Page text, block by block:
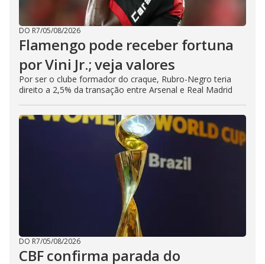
DO R7/05/08/2026
Flamengo pode receber fortuna
por Vini Jr.; veja valores
Por ser o clube formador do craque, Rubro-Negro teria
direito a 2,5% da transação entre Arsenal e Real Madrid
DO R7/05/08/2026
CBF confirma parada do